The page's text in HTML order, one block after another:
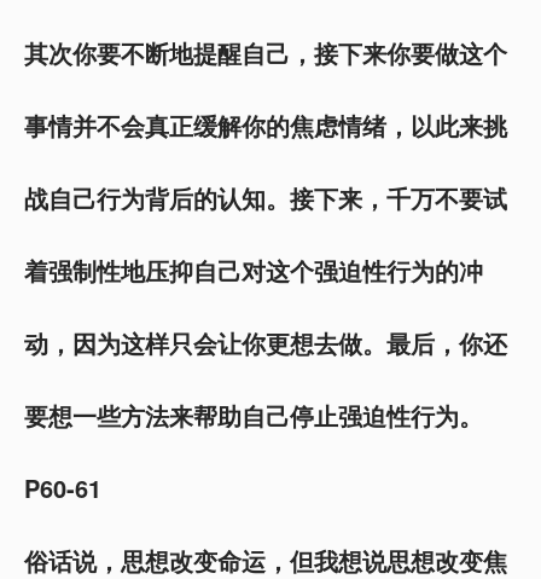
其次你要不断地提醒自己，接下来你要做这个
事情并不会真正缓解你的焦虑情绪，以此来挑
战自己行为背后的认知。接下来，千万不要试
着强制性地压抑自己对这个强迫性行为的冲
动，因为这样只会让你更想去做。最后，你还
要想一些方法来帮助自己停止强迫性行为。
P60-61
俗话说，思想改变命运，但我想说思想改变焦